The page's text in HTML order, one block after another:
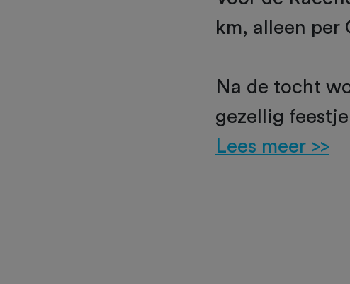
km, alleen per
Na de tocht
gezellig
Lees meer >>